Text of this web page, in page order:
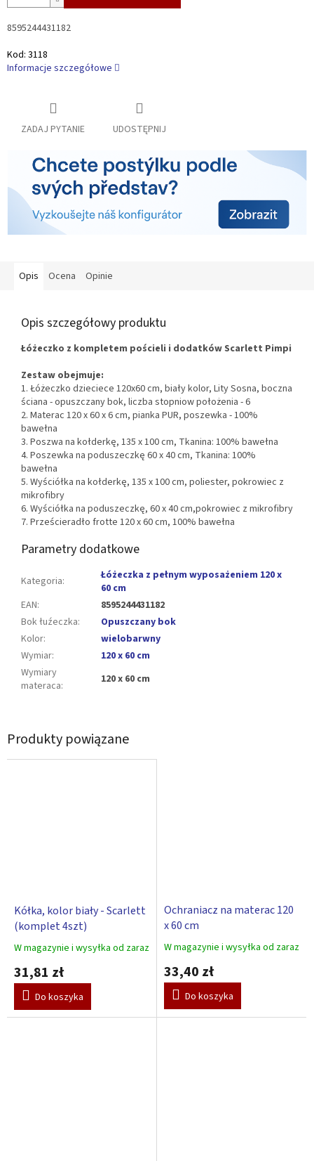
8595244431182
Kod: 3118
Informacje szczegółowe
ZADAJ PYTANIE UDOSTĘPNIJ
Produkty powiązane
Kółka, kolor biały - Scarlett
(komplet 4szt)
Średnia
produktu
wynosi
5,0
na
W magazynie i wysyłka od zaraz
31,81 zł
Do koszyka
Ochraniacz na materac 120
x 60 cm
Średnia
produktu
wynosi
5,0
na
W magazynie i wysyłka od zaraz
33,40 zł
Do koszyka
Opis Ocena Opinie
Opis szczegółowy produktu
Łóżeczko z kompletem pościeli i dodatków Scarlett Pimpi
Zestaw obejmuje:
1. Łóżeczko dzieciece 120x60 cm, biały kolor, Lity Sosna, boczna
ściana - opuszczany bok, liczba stopniow położenia - 6
2. Materac 120 x 60 x 6 cm, pianka PUR, poszewka - 100%
bawełna
3. Poszwa na kołderkę, 135 x 100 cm, Tkanina: 100% bawełna
4. Poszewka na poduszeczkę 60 x 40 cm, Tkanina: 100%
bawełna
5. Wyściółka na kołderkę, 135 x 100 cm, poliester, pokrowiec z
mikrofibry
6. Wyściółka na poduszeczkę, 60 x 40 cm,pokrowiec z mikrofibry
7. Prześcieradło frotte 120 x 60 cm, 100% bawełna
Parametry dodatkowe
Kategoria:
Łóżeczka z pełnym wyposażeniem 120 x
60 cm
EAN:
8595244431182
Bok łuźeczka:
Opuszczany bok
Kolor:
wielobarwny
Wymiar:
120 x 60 cm
Wymiary
materaca: 120 x 60 cm